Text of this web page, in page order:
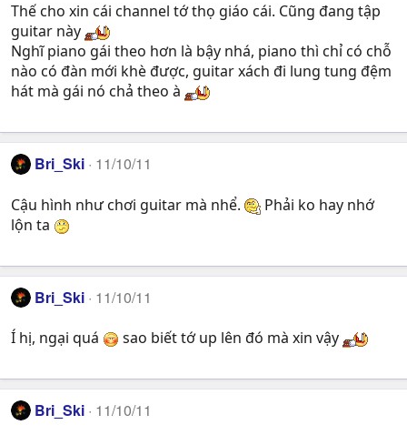
Thế cho xin cái channel tớ thọ giáo cái. Cũng đang tập
guitar này
Nghĩ piano gái theo hơn là bậy nhá, piano thì chỉ có chỗ
nào có đàn mới khè được, guitar xách đi lung tung đệm
hát mà gái nó chả theo à
Bri_Ski 11/10/11
Cậu hình như chơi guitar mà nhể.
Phải ko hay nhớ
lộn ta
Bri_Ski 11/10/11
Í hị, ngại quá sao biết tớ up lên đó mà xin vậy
Bri_Ski 11/10/11